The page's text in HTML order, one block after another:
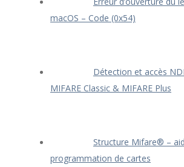
macOS – Code (0x54)
Détection et accès
MIFARE Classic & MIFARE Plus
Structure Mifare® –
programmation de cartes